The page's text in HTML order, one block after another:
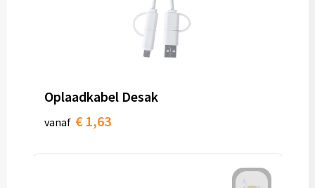
Oplaadkabel Desak
vanaf € 1,63